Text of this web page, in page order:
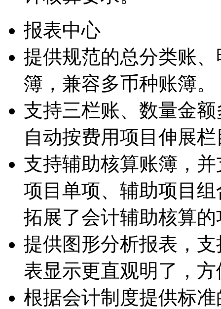
报表中心
提供规范的总分类账
簿，兼容多币种账簿。
支持三栏账、数量金
自动按费用项目伸展
支持辅助核算账簿，
项目单项、辅助项目
拓展了会计辅助核算
提供图形分析报表，
表显示更直观明了，
根据会计制度提供标